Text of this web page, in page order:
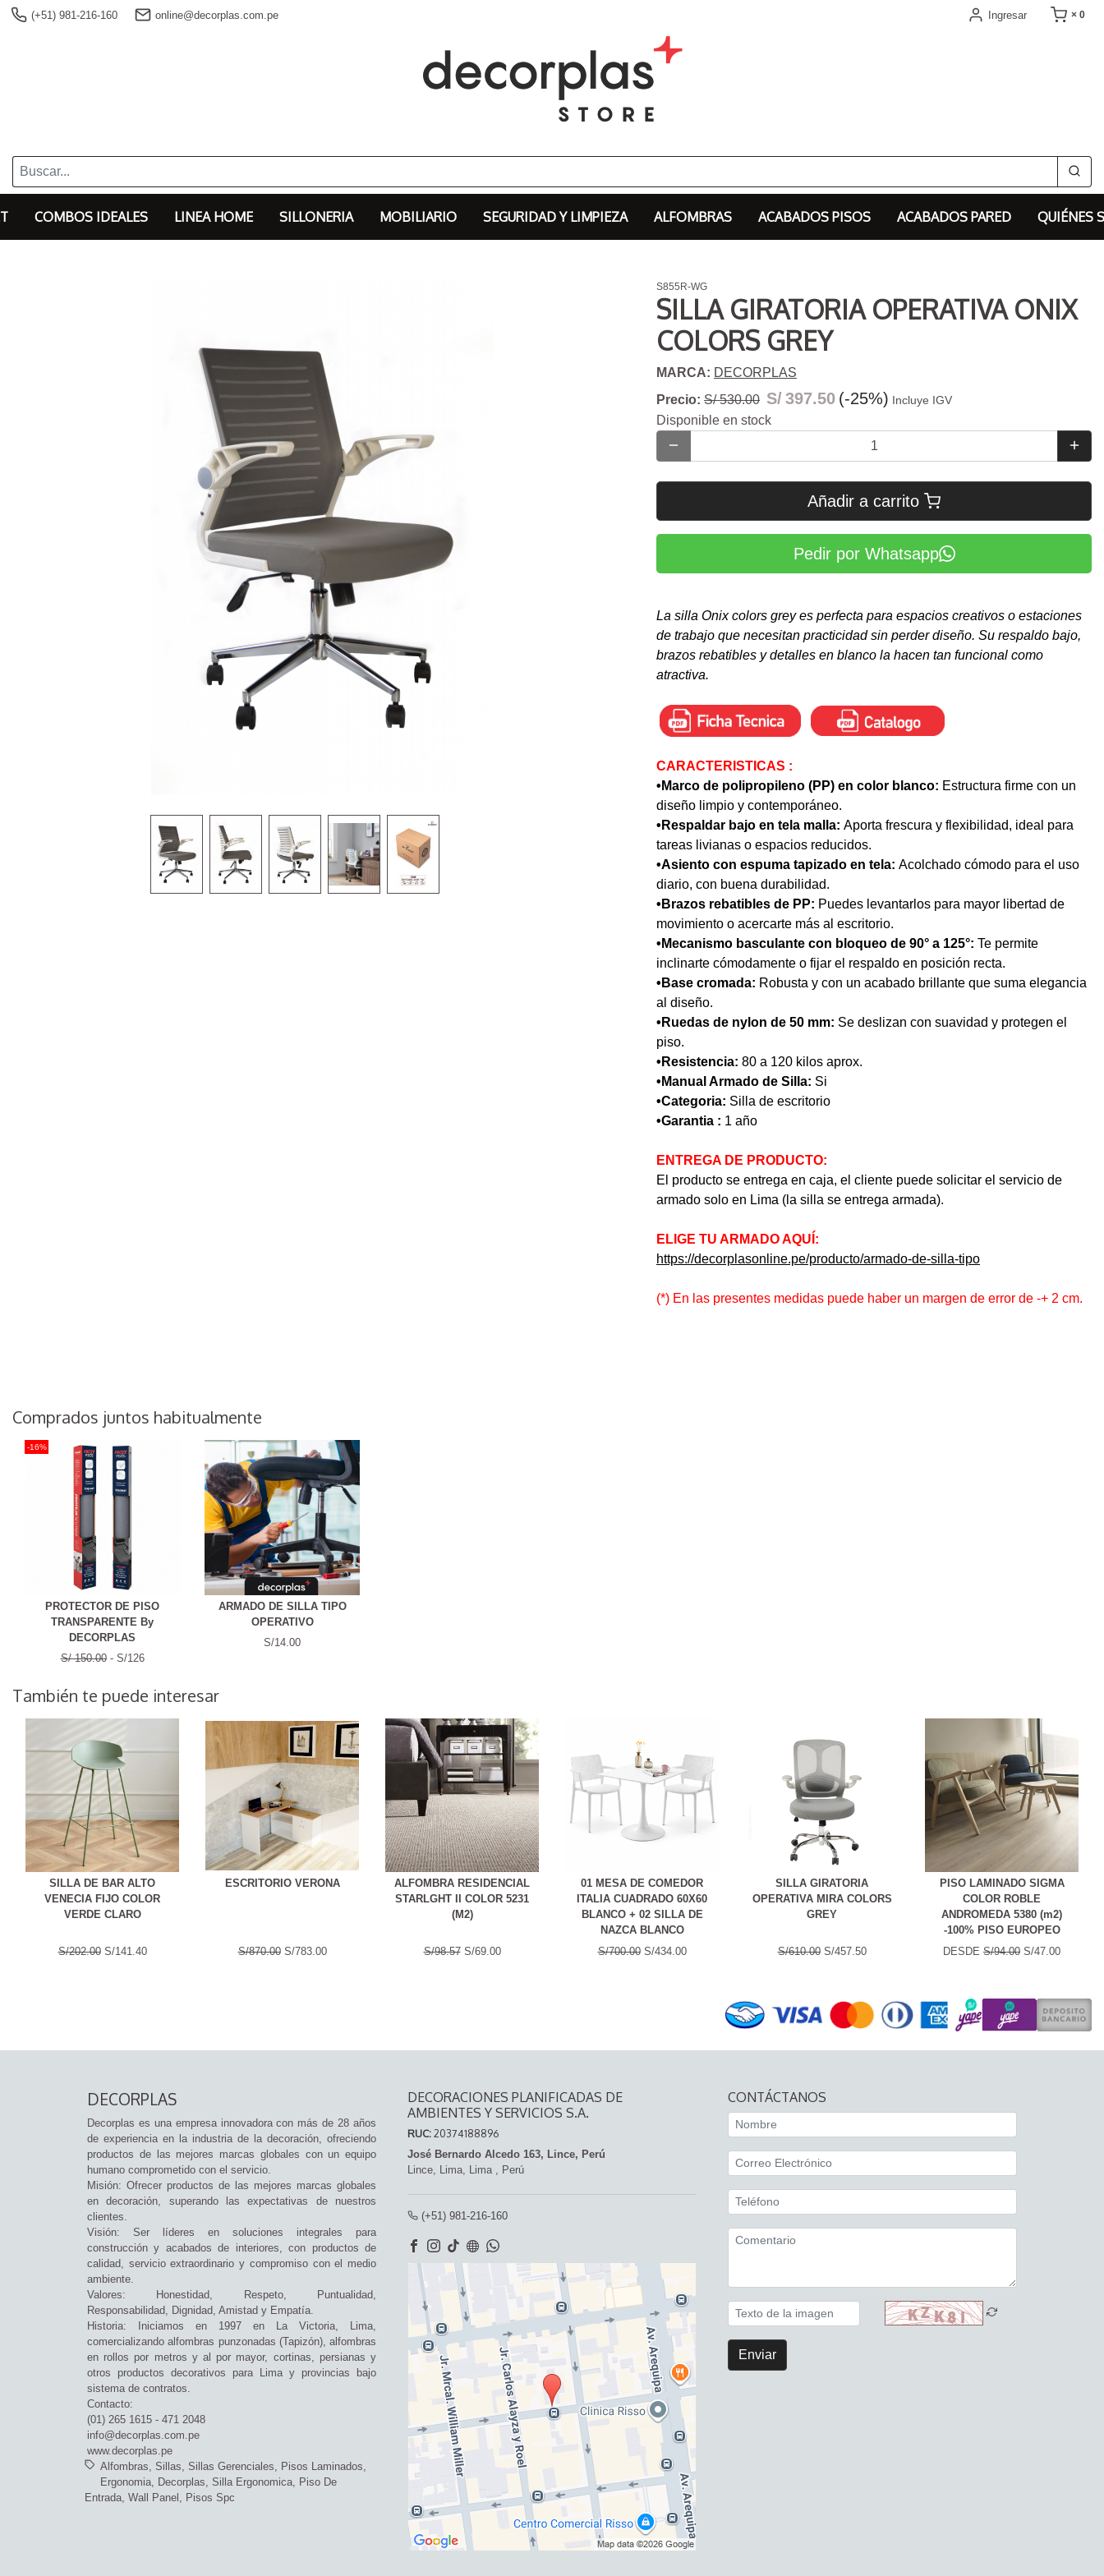
(+51) 981-216-160 online@decorplas.com.pe Ingresar × 0
COMBOS IDEALES LINEA HOME SILLONERIA MOBILIARIO SEGURIDAD Y LIMPIEZA ALFOMBRAS ACABADOS PISOS ACABADOS PARED QUIÉNES
S855R-WG
SILLA GIRATORIA OPERATIVA ONIX
COLORS GREY
MARCA: DECORPLAS
Precio: S/ 530.00 S/397.50 (-25%) Incluye IGV
Disponible en stock
Añadir a carrito
Pedir por Whatsapp
La silla Onix colors grey es perfecta para espacios creativos o estaciones
de trabajo que necesitan practicidad sin perder diseño. Su respaldo bajo,
brazos rebatibles y detalles en blanco la hacen tan funcional como
atractiva.
CARACTERISTICAS :
•Marco de polipropileno (PP) en color blanco: Estructura firme con un
diseño limpio y contemporáneo.
•Respaldar bajo en tela malla: Aporta frescura y flexibilidad, ideal para
tareas livianas o espacios reducidos.
•Asiento con espuma tapizado en tela: Acolchado cómodo para el uso
diario, con buena durabilidad.
•Brazos rebatibles de PP: Puedes levantarlos para mayor libertad de
movimiento o acercarte más al escritorio.
•Mecanismo basculante con bloqueo de 90° a 125°: Te permite
inclinarte cómodamente o fijar el respaldo en posición recta.
•Base cromada: Robusta y con un acabado brillante que suma elegancia
al diseño.
•Ruedas de nylon de 50 mm: Se deslizan con suavidad y protegen el
piso.
•Resistencia: 80 a 120 kilos aprox.
•Manual Armado de Silla: Si
•Categoria: Silla de escritorio
•Garantia : 1 año
ENTREGA DE PRODUCTO:
El producto se entrega en caja, el cliente puede solicitar el servicio de
armado solo en Lima (la silla se entrega armada).
ELIGE TU ARMADO AQUÍ:
https://decorplasonline.pe/producto/armado-de-silla-tipo
(*) En las presentes medidas puede haber un margen de error de -+ 2 cm.
Comprados juntos habitualmente
-16%
PROTECTOR DE PISO
TRANSPARENTE By
DECORPLAS
S/ 150.00- S/126
ARMADO DE SILLA TIPO
OPERATIVO
S/14.00
También te puede interesar
SILLA DE BAR ALTO
VENECIA FIJO COLOR
VERDE CLARO
S/202.00S/141.40
ESCRITORIO VERONA
S/870.00S/783.00
ALFOMBRA RESIDENCIAL
STARLGHT II COLOR 5231
(M2)
S/98.57S/69.00
01 MESA DE COMEDOR
ITALIA CUADRADO 60X60
BLANCO + 02 SILLA DE
NAZCA BLANCO
S/700.00S/434.00
SILLA GIRATORIA
OPERATIVA MIRA COLORS
GREY
S/610.00S/457.50
PISO LAMINADO SIGMA
COLOR ROBLE
ANDROMEDA 5380 (m2)
-100% PISO EUROPEO
DESDE S/94.00 S/47.00
DECORPLAS
Decorplas es una empresa innovadora con más de 28 años
de experiencia en la industria de la decoración, ofreciendo
productos de las mejores marcas globales con un equipo
humano comprometido con el servicio.
Misión: Ofrecer productos de las mejores marcas globales
en decoración, superando las expectativas de nuestros
clientes.
Visión: Ser líderes en soluciones integrales para
construcción y acabados de interiores, con productos de
calidad, servicio extraordinario y compromiso con el medio
ambiente.
Valores: Honestidad, Respeto, Puntualidad,
Responsabilidad, Dignidad, Amistad y Empatía.
Historia: Iniciamos en 1997 en La Victoria, Lima,
comercializando alfombras punzonadas (Tapizón), alfombras
en rollos por metros y al por mayor, cortinas, persianas y
otros productos decorativos para Lima y provincias bajo
sistema de contratos.
Contacto:
(01) 265 1615 - 471 2048
info@decorplas.com.pe
www.decorplas.pe
Alfombras
Sillas Sillas Gerenciales
Pisos Laminados
Ergonomia
Decorplas Silla Ergonomica
Piso De
Entrada Wall Panel Pisos Spc
DECORACIONES PLANIFICADAS DE
AMBIENTES Y SERVICIOS S.A.
RUC:20374188896
José Bernardo Alcedo 163, Lince, Perú
Lince,
Lima, Lima Perú
(+51) 981-216-160
CONTÁCTANOS
Enviar